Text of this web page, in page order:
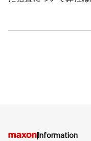
Information